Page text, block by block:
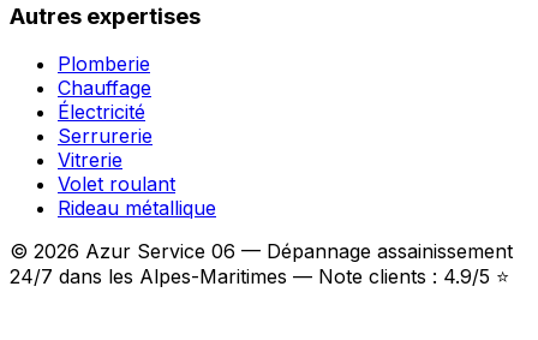
Autres expertises
Plomberie
Chauffage
Électricité
Serrurerie
Vitrerie
Volet roulant
Rideau métallique
© 2026 Azur Service 06 — Dépannage assainissement
24/7 dans les Alpes-Maritimes — Note clients : 4.9/5 ⭐